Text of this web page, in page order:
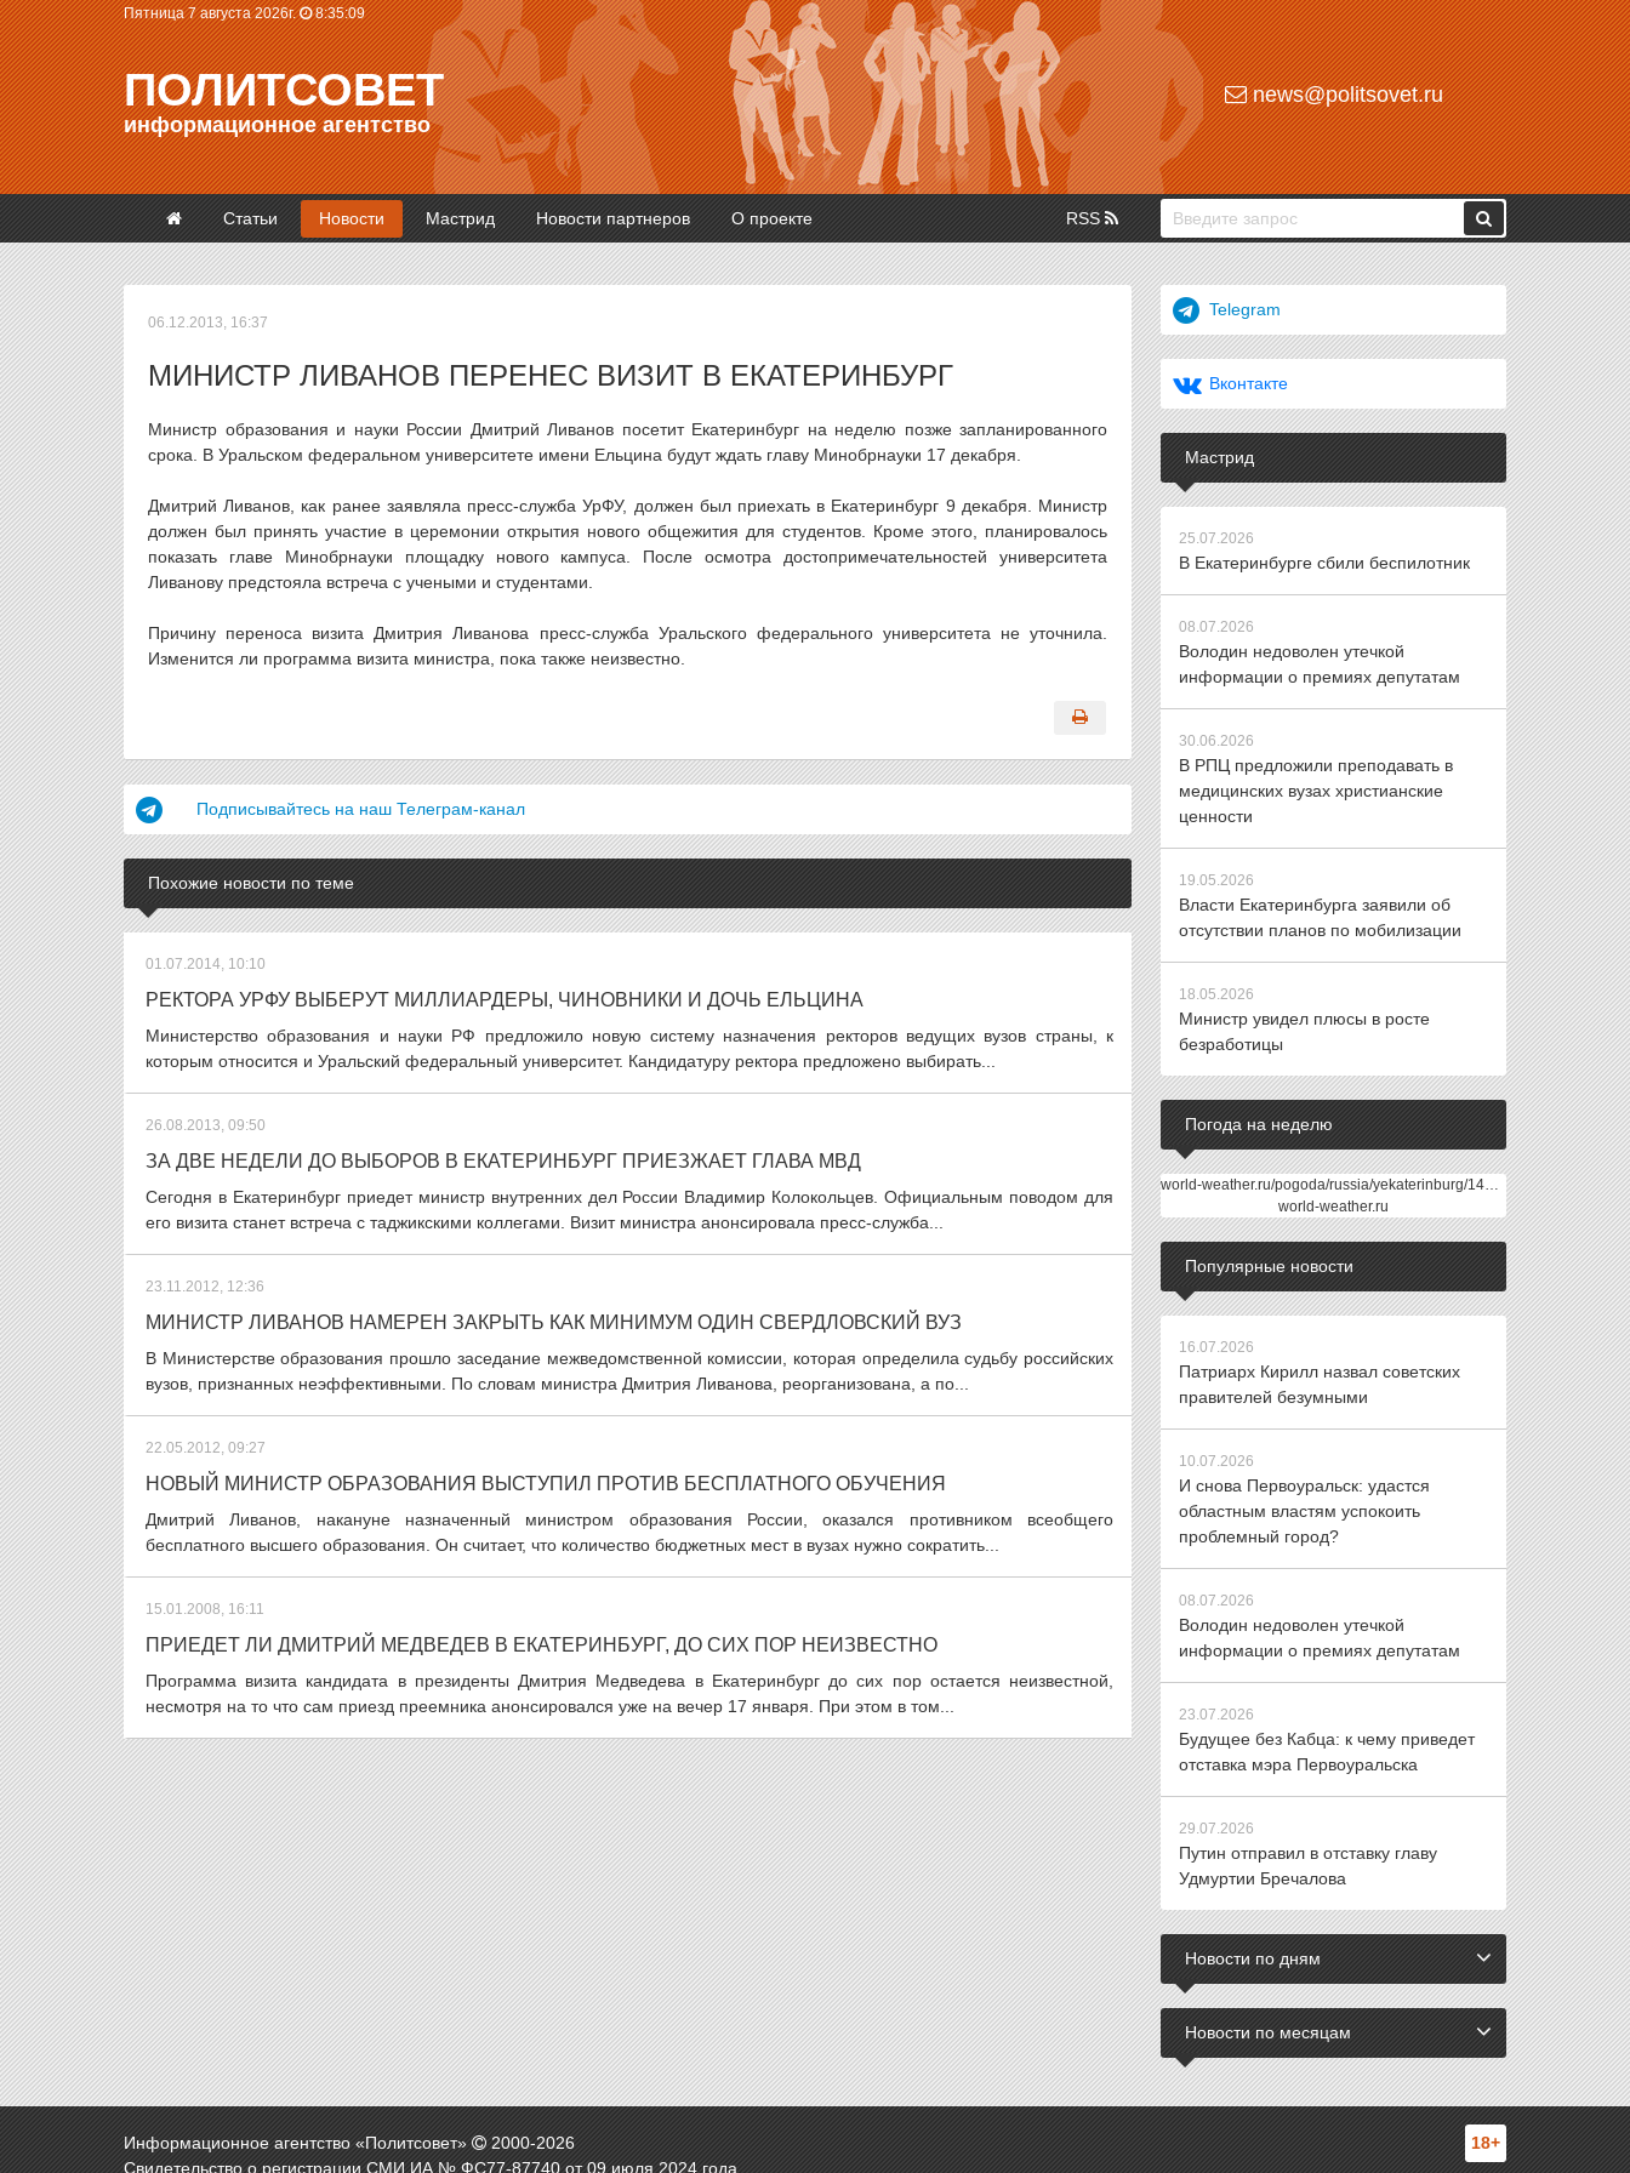
Пятница 7 августа 2026г. 8:35:10
ПОЛИТСОВЕТ
информационное агентство
news@politsovet.ru
Статьи Новости Мастрид Новости партнеров О проекте RSS
06.12.2013, 16:37
МИНИСТР ЛИВАНОВ ПЕРЕНЕС ВИЗИТ В ЕКАТЕРИНБУРГ
Министр образования и науки России Дмитрий Ливанов посетит Екатеринбург на неделю позже запланированного
срока. В Уральском федеральном университете имени Ельцина будут ждать главу Минобрнауки 17 декабря.
Дмитрий Ливанов, как ранее заявляла пресс-служба УрФУ, должен был приехать в Екатеринбург 9 декабря. Министр
должен был принять участие в церемонии открытия нового общежития для студентов. Кроме этого, планировалось
показать главе Минобрнауки площадку нового кампуса. После осмотра достопримечательностей университета
Ливанову предстояла встреча с учеными и студентами.
Причину переноса визита Дмитрия Ливанова пресс-служба Уральского федерального университета не уточнила.
Изменится ли программа визита министра, пока также неизвестно.
Подписывайтесь на наш Телеграм-канал
Похожие новости по теме
01.07.2014, 10:10
РЕКТОРА УРФУ ВЫБЕРУТ МИЛЛИАРДЕРЫ, ЧИНОВНИКИ И ДОЧЬ ЕЛЬЦИНА
Министерство образования и науки РФ предложило новую систему назначения ректоров ведущих вузов страны, к
которым относится и Уральский федеральный университет. Кандидатуру ректора предложено выбирать...
26.08.2013, 09:50
ЗА ДВЕ НЕДЕЛИ ДО ВЫБОРОВ В ЕКАТЕРИНБУРГ ПРИЕЗЖАЕТ ГЛАВА МВД
Сегодня в Екатеринбург приедет министр внутренних дел России Владимир Колокольцев. Официальным поводом для
его визита станет встреча с таджикскими коллегами. Визит министра анонсировала пресс-служба...
23.11.2012, 12:36
МИНИСТР ЛИВАНОВ НАМЕРЕН ЗАКРЫТЬ КАК МИНИМУМ ОДИН СВЕРДЛОВСКИЙ ВУЗ
В Министерстве образования прошло заседание межведомственной комиссии, которая определила судьбу российских
вузов, признанных неэффективными. По словам министра Дмитрия Ливанова, реорганизована, а по...
22.05.2012, 09:27
НОВЫЙ МИНИСТР ОБРАЗОВАНИЯ ВЫСТУПИЛ ПРОТИВ БЕСПЛАТНОГО ОБУЧЕНИЯ
Дмитрий Ливанов, накануне назначенный министром образования России, оказался противником всеобщего
бесплатного высшего образования. Он считает, что количество бюджетных мест в вузах нужно сократить...
15.01.2008, 16:11
ПРИЕДЕТ ЛИ ДМИТРИЙ МЕДВЕДЕВ В ЕКАТЕРИНБУРГ, ДО СИХ ПОР НЕИЗВЕСТНО
Программа визита кандидата в президенты Дмитрия Медведева в Екатеринбург до сих пор остается неизвестной,
несмотря на то что сам приезд преемника анонсировался уже на вечер 17 января. При этом в том...
Telegram
Вконтакте
Мастрид
25.07.2026
В Екатеринбурге сбили беспилотник
08.07.2026
Володин недоволен утечкой
информации о премиях депутатам
30.06.2026
В РПЦ предложили преподавать в
медицинских вузах христианские
ценности
19.05.2026
Власти Екатеринбурга заявили об
отсутствии планов по мобилизации
18.05.2026
Министр увидел плюсы в росте
безработицы
Погода на неделю
world-weather.ru/pogoda/russia/yekaterinburg/14days/
world-weather.ru
Популярные новости
16.07.2026
Патриарх Кирилл назвал советских
правителей безумными
10.07.2026
И снова Первоуральск: удастся
областным властям успокоить
проблемный город?
08.07.2026
Володин недоволен утечкой
информации о премиях депутатам
23.07.2026
Будущее без Кабца: к чему приведет
отставка мэра Первоуральска
29.07.2026
Путин отправил в отставку главу
Удмуртии Бречалова
Новости по дням
Новости по месяцам
Информационное агентство «Политсовет» 2000-2026
Свидетельство о регистрации СМИ ИА № ФС77-87740 от 09 июля 2024 года.
18+